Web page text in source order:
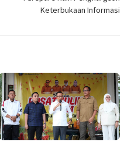
Keterbukaan Informasi